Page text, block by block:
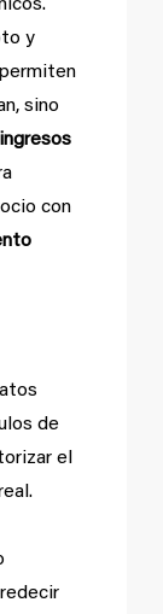
y
sino
con
de
el